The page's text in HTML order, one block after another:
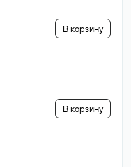
В корзину
В корзину